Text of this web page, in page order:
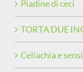
Piadine di ceci
TORTA DUE
Celiachia e